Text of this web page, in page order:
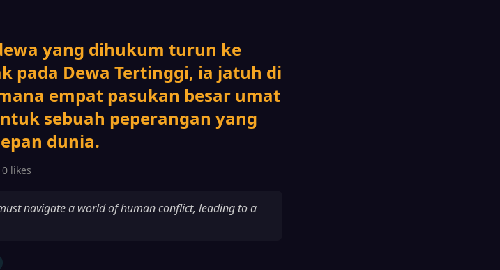
yang dihukum turun ke
pada Dewa Tertinggi, ia jatuh di
empat pasukan besar umat
sebuah peperangan yang
dunia.
likes
navigate a world of human conflict, leading to a